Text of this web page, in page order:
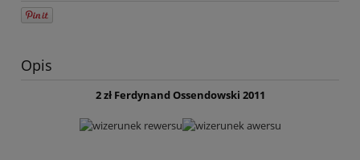
Opis
2 zł Ferdynand Ossendowski 2011